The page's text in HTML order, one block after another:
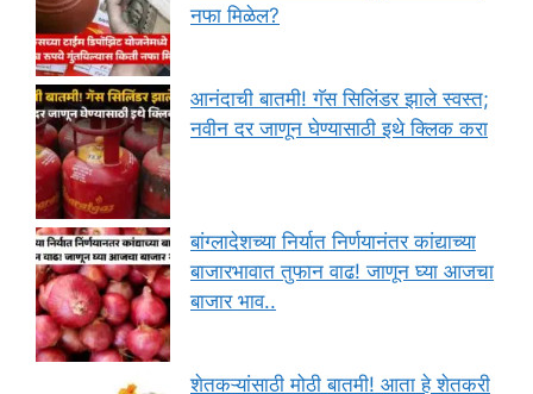
नफा मिळेल?
आनंदाची बातमी! गॅस सिलिंडर झाले स्वस्त;
नवीन दर जाणून घेण्यासाठी इथे क्लिक करा
बांग्लादेशच्या निर्यात निर्णयानंतर कांद्याच्या
बाजारभावात तुफान वाढ! जाणून घ्या आजचा
बाजार भाव..
शेतकऱ्यांसाठी मोठी बातमी! आता हे शेतकरी